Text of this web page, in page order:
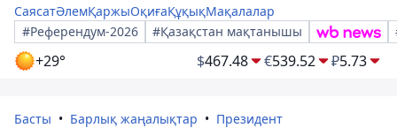
СаясатӘлемҚаржыОқиғаҚұқықМақалалар
#Референдум-2026
#Қазақстан мақтанышы
+29° $467.48 €539.52 ₽5.73
Басты Барлық жаңалықтар Президент